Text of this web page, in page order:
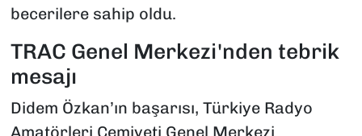
becerilere sahip oldu.
TRAC Genel Merkezi'nden tebrik
mesajı
Didem Özkan’ın başarısı, Türkiye Radyo
Amatörleri Cemiyeti Genel Merkezi